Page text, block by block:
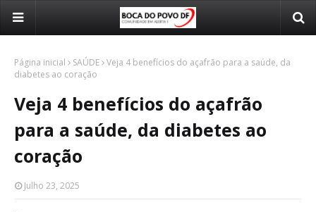
Página inicial SAÚDE Veja 4 benefícios do açafrão para a saúde, da
diabetes ao coração
Veja 4 benefícios do açafrão
para a saúde, da diabetes ao
coração
Julho 23, 2025